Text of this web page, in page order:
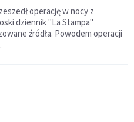
operację w nocy z
dziennik "La Stampa"
źródła. Powodem operacji